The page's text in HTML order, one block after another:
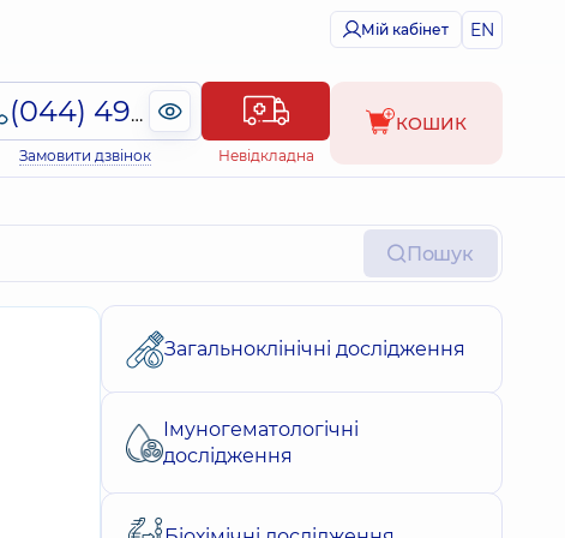
Мій кабінет EN
(044) 495-2-888
Замовити дзвінок Невідкладна
КОШИК
Пошук
Загальноклінічні дослідження
Імуногематологічні
дослідження